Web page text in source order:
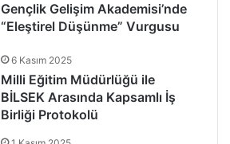
Gençlik Gelişim Akademisi’nde
“Eleştirel Düşünme” Vurgusu
6 Kasım 2025
Milli Eğitim Müdürlüğü ile
BİLSEK Arasında Kapsamlı İş
Birliği Protokolü